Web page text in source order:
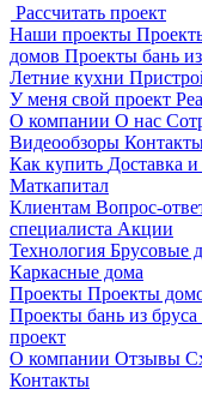
Рассчитать проект
Наши проекты
домов Проекты бань
Летние кухни
У меня свой проект
О компании О нас
Видеообзоры
Как купить Доставка и
Маткапитал
Клиентам Вопрос-
специалиста Акции
Технология Брусовые
Каркасные дома
Проекты Проекты
Проекты бань из бруса
проект
О компании Отзывы
Контакты